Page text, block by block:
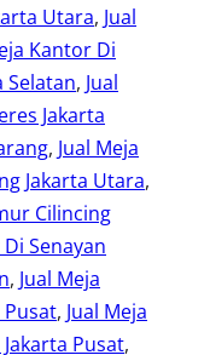
Utara, Jual
Kantor Di
Selatan, Jual
Jakarta
, Jual Meja
Jakarta Utara
Cilincing
Senayan
, Jual Meja
Pusat, Jual Meja
Pusat